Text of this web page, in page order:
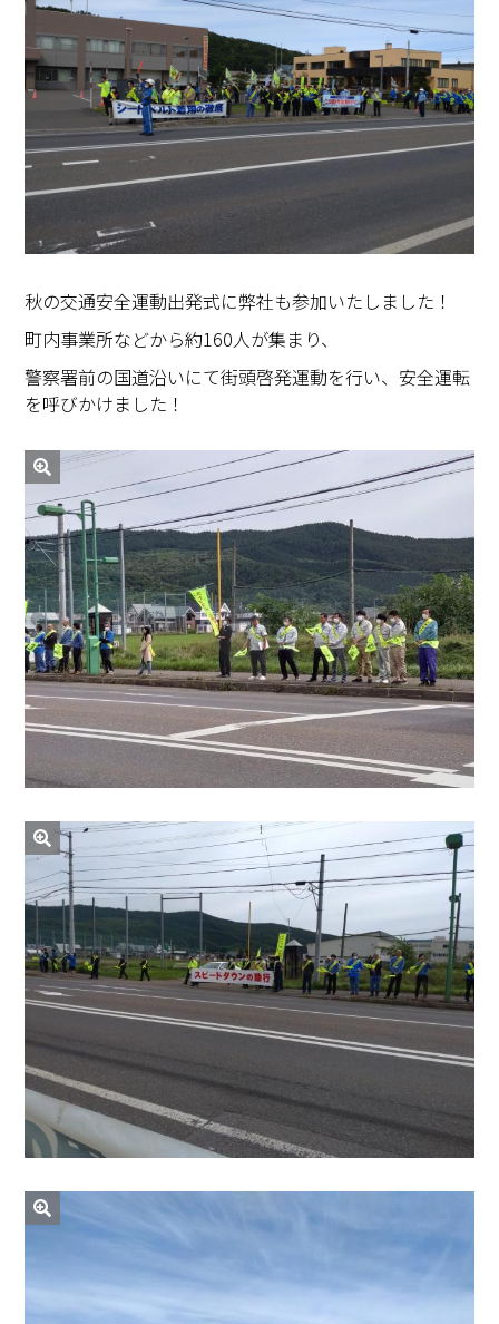
秋の交通安全運動出発式に弊社も参加いたしました！
町内事業所などから約160人が集まり、
警察署前の国道沿いにて街頭啓発運動を行い、安全運転
を呼びかけました！